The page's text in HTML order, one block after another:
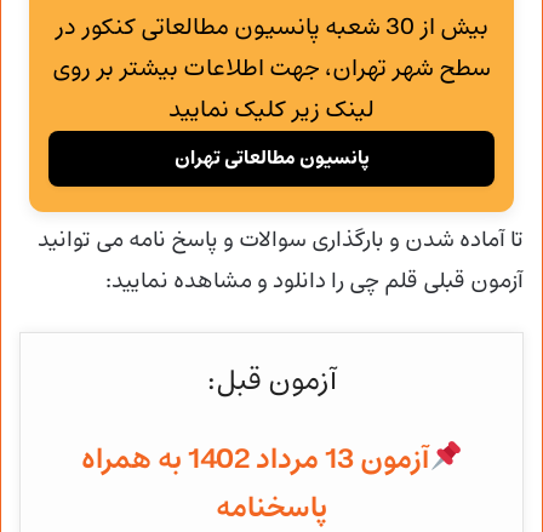
بیش از 30 شعبه پانسیون مطالعاتی کنکور در
سطح شهر تهران، جهت اطلاعات بیشتر بر روی
لینک زیر کلیک نمایید
پانسیون مطالعاتی تهران
تا آماده شدن و بارگذاری سوالات و پاسخ نامه می توانید
آزمون قبلی قلم چی را دانلود و مشاهده نمایید:
آزمون قبل:
آزمون 13 مرداد 1402 به همراه
پاسخنامه